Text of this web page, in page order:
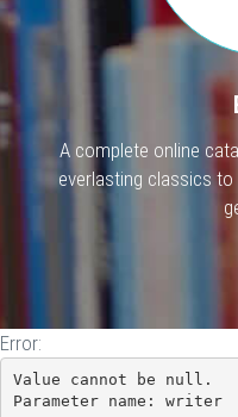
A complete online
everlasting classics
Error:
Value cannot be null.
Parameter name: writer